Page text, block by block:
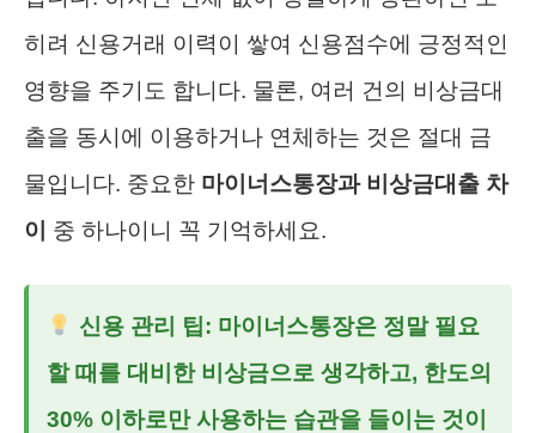
히려 신용거래 이력이 쌓여 신용점수에 긍정적인
영향을 주기도 합니다. 물론, 여러 건의 비상금대
출을 동시에 이용하거나 연체하는 것은 절대 금
물입니다. 중요한 마이너스통장과 비상금대출 차
이
중 하나이니 꼭 기억하세요.
신용 관리 팁: 마이너스통장은 정말 필요
할 때를 대비한 비상금으로 생각하고, 한도의
30% 이하로만 사용하는 습관을 들이는 것이